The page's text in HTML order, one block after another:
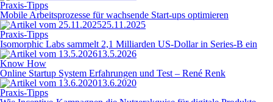
Praxis-Tipps
Mobile Arbeitsprozesse für wachsende Start-ups optimieren
25.11.2025
Praxis-Tipps
Isomorphic Labs sammelt 2,1 Milliarden US-Dollar in Series-B ein
13.5.2026
Know How
Online Startup System Erfahrungen und Test – René Renk
13.6.2020
Praxis-Tipps